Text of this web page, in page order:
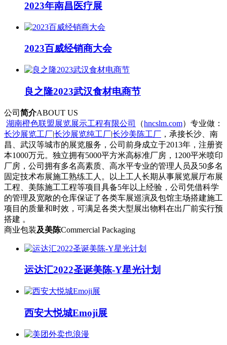
2023年南昌医疗展
2023百威经销商大会
良之隆2023武汉食材电商节
公司 简介ABOUT US
湖南橙色联盟展览展示工程有限公司
（hncslm.com）专业做：
长沙展览工厂|长沙展览纯工厂|长沙美陈工厂 ，承接长沙、南
昌、武汉等城市的展览服务，公司前身成立于2013年，注册资
本1000万元。独立拥有5000平方米高标准厂房，1200平米喷印
厂房，公司拥有多名高素质、高水平专业的管理人员及50多名
固定技术布展施工熟练工人。以上工人长期从事展览展厅布展
工程、美陈施工工程等项目具备5年以上经验，公司凭借科学
的管理及宽敞的仓库保证了各类车展巡演及包馆主场搭建施工
项目的质量和时效，可满足各类大型展出物料在出厂前实行预
搭建 。
商业包装及美陈Commercial Packaging
运达汇2022圣诞美陈-Y星光计划
西安大悦城Emoji展